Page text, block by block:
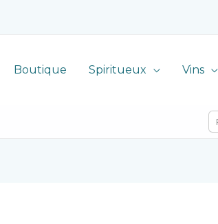
Boutique Spiritueux Vins